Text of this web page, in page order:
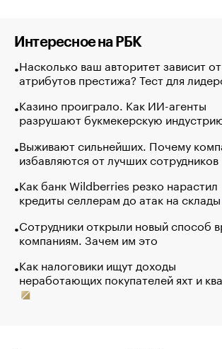
Интересное на РБК
Насколько ваш авторитет зависит от
атрибутов престижа? Тест для
Казино проиграло. Как ИИ-агенты
разрушают букмекерскую
Выживают сильнейших. Почему
избавляются от лучших сотрудников
Как банк Wildberries резко нарастил
кредиты селлерам до атак на склады
Сотрудники открыли новый способ
компаниям. Зачем им это
Как налоговики ищут доходы
неработающих покупателей яхт и